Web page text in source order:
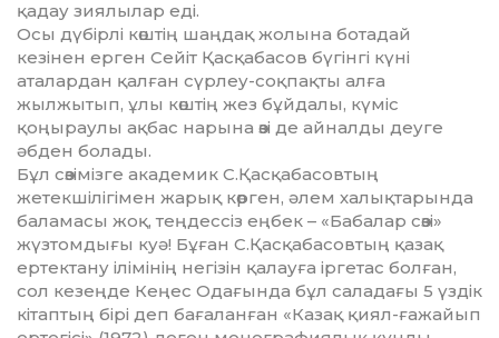
қадау зиялылар еді.
Осы дүбірлі көштің шаңдақ жолына ботадай
кезінен ерген Сейіт Қасқабасов бүгінгі күні
аталардан қалған сүрлеу-соқпақты алға
жылжытып, ұлы көштің жез бұйдалы, күміс
қоңыраулы ақбас нарына өзі де айналды деуге
әбден болады.
Бұл сөзімізге академик С.Қасқабасовтың
жетекшілігімен жарық көрген, әлем халықтарында
баламасы жоқ, теңдессіз еңбек – «Бабалар сөзі»
жүзтомдығы куә! Бұған С.Қасқабасовтың қазақ
ертектану ілімінің негізін қалауға іргетас болған,
сол кезеңде Кеңес Одағында бұл саладағы 5 үздік
кітаптың бірі деп бағаланған «Казақ қиял-ғажайып